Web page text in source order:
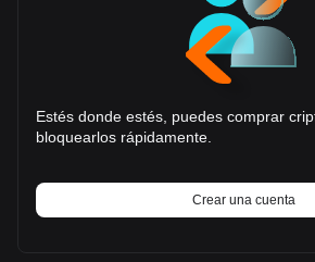
Estés donde estés, puedes comprar
bloquearlos rápidamente.
Crear una cuenta